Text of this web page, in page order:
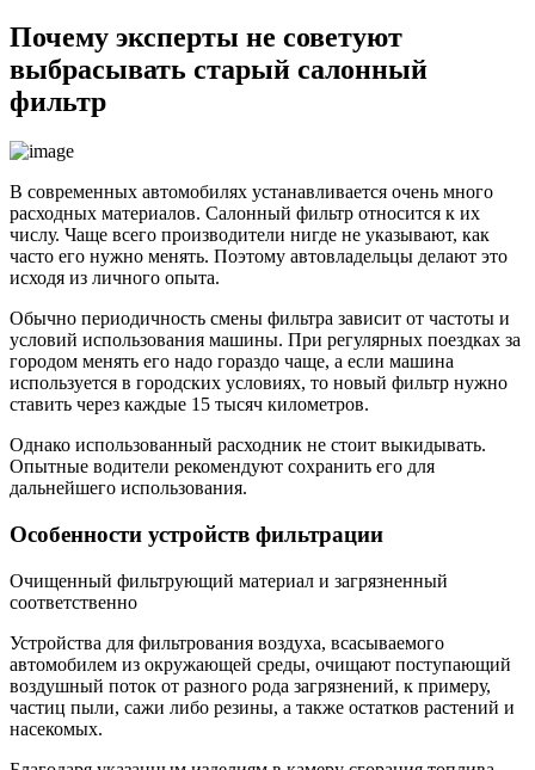
Почему эксперты не советуют
выбрасывать старый салонный
фильтр
В современных автомобилях устанавливается очень много
расходных материалов. Салонный фильтр относится к их
числу. Чаще всего производители нигде не указывают, как
часто его нужно менять. Поэтому автовладельцы делают это
исходя из личного опыта.
Обычно периодичность смены фильтра зависит от частоты и
условий использования машины. При регулярных поездках за
городом менять его надо гораздо чаще, а если машина
используется в городских условиях, то новый фильтр нужно
ставить через каждые 15 тысяч километров.
Однако использованный расходник не стоит выкидывать.
Опытные водители рекомендуют сохранить его для
дальнейшего использования.
Особенности устройств фильтрации
Очищенный фильтрующий материал и загрязненный
соответственно
Устройства для фильтрования воздуха, всасываемого
автомобилем из окружающей среды, очищают поступающий
воздушный поток от разного рода загрязнений, к примеру,
частиц пыли, сажи либо резины, а также остатков растений и
насекомых.